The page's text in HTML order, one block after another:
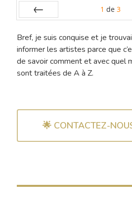
1 de 3
Bref, je suis conquise et je
informer les artistes parce que
de savoir comment et avec quel
sont traitées de A à Z.
🌟 CONTACTEZ-